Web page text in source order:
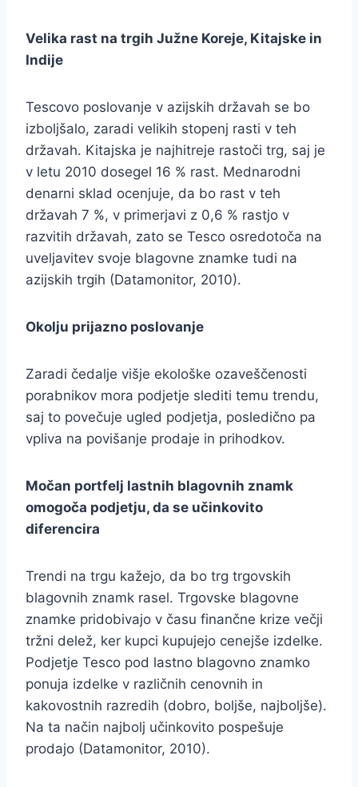
Velika rast na trgih Južne Koreje, Kitajske in
Indije
Tescovo poslovanje v azijskih državah se bo
izboljšalo, zaradi velikih stopenj rasti v teh
državah. Kitajska je najhitreje rastoči trg, saj je
v letu 2010 dosegel 16 % rast. Mednarodni
denarni sklad ocenjuje, da bo rast v teh
državah 7 %, v primerjavi z 0,6 % rastjo v
razvitih državah, zato se Tesco osredotoča na
uveljavitev svoje blagovne znamke tudi na
azijskih trgih (Datamonitor, 2010).
Okolju prijazno poslovanje
Zaradi čedalje višje ekološke ozaveščenosti
porabnikov mora podjetje slediti temu trendu,
saj to povečuje ugled podjetja, posledično pa
vpliva na povišanje prodaje in prihodkov.
Močan portfelj lastnih blagovnih znamk
omogoča podjetju, da se učinkovito
diferencira
Trendi na trgu kažejo, da bo trg trgovskih
blagovnih znamk rasel. Trgovske blagovne
znamke pridobivajo v času finančne krize večji
tržni delež, ker kupci kupujejo cenejše izdelke.
Podjetje Tesco pod lastno blagovno znamko
ponuja izdelke v različnih cenovnih in
kakovostnih razredih (dobro, boljše, najboljše).
Na ta način najbolj učinkovito pospešuje
prodajo (Datamonitor, 2010).